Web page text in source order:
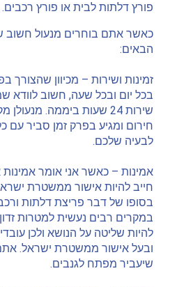
פורץ דלתות לבית או פורץ רכבים.
כאשר אתם בוחרים מנעול חשוב
הבאים:
זמינות ושירות – מכיוון שהצורך
בכל יום ובכל שעה, חשוב לוודא
שירות 24 שעות ביממה.
חירום ומגיע בפרק זמן סביר עם
לבעיה שלכם.
אמינות – כאשר אני אומר אמינות
חייב להיות אישור ממשטרת
בסופו של דבר פריצת דלתות
במקרים רבים נעשית למטרות זדון
להיות שליטה על הנושא ולכן
ובעל אישור ממשטרת ישראל.
שיעביר מפתח לגנבים.